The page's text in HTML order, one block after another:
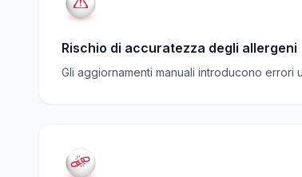
Rischio di accuratezza degli allergeni
Gli aggiornamenti manuali introducono